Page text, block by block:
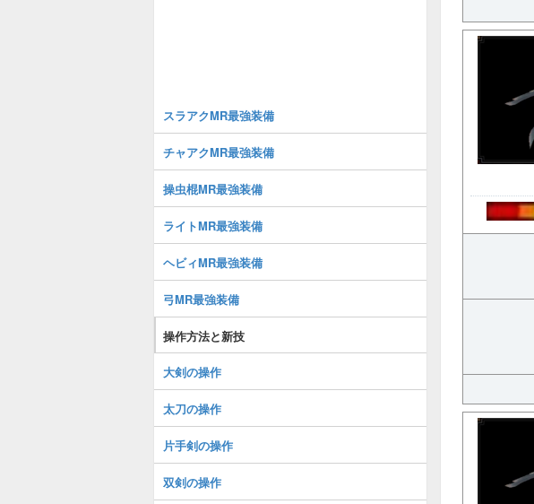
スラアクMR最強装備
チャアクMR最強装備
操虫棍MR最強装備
ライトMR最強装備
ヘビィMR最強装備
弓MR最強装備
操作方法と新技
大剣の操作
太刀の操作
片手剣の操作
双剣の操作